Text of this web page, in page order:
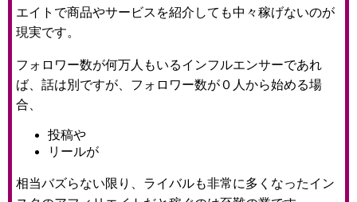
エイトで商品やサービスを紹介しても中々稼げないのが
現実です。
フォロワー数が何万人もいるインフルエンサーであれ
ば、話は別ですが、フォロワー数が０人から始める場
合、
投稿や
リールが
相当バズらない限り、ライバルも非常に多くなったイン